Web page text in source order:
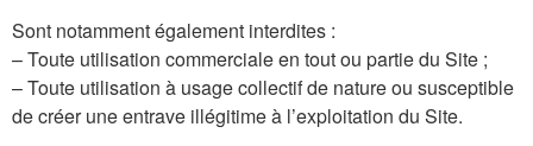
Sont notamment également interdites :
– Toute utilisation commerciale en tout ou partie du Site ;
– Toute utilisation à usage collectif de nature ou susceptible
de créer une entrave illégitime à l’exploitation du Site.